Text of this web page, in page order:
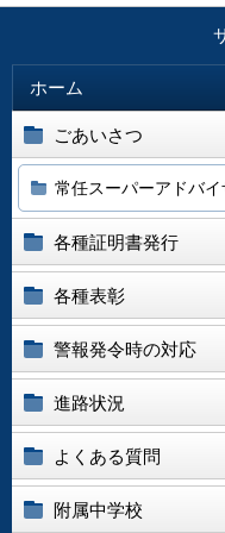
ホーム
ごあいさつ
常任スーパーアドバ
各種証明書発行
各種表彰
警報発令時の対応
進路状況
よくある質問
附属中学校